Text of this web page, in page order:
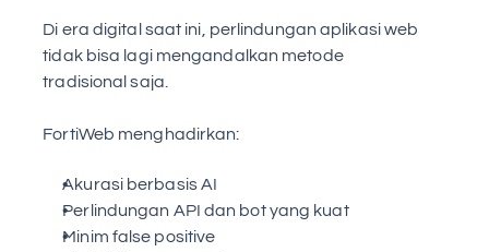
Di era digital saat ini, perlindungan aplikasi web
tidak bisa lagi mengandalkan metode
tradisional saja.
FortiWeb menghadirkan:
Akurasi berbasis AI
Perlindungan API dan bot yang kuat
Minim false positive